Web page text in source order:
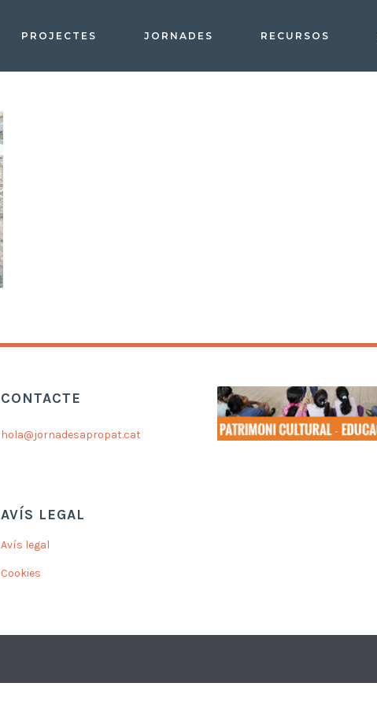
PROJECTES JORNADES RECURSOS
CONTACTE
hola@jornadesapropat.cat
AVÍS LEGAL
Avís legal
Cookies